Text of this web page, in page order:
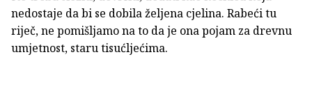
nedostaje da bi se dobila željena cjelina. Rabeći tu
riječ, ne pomišljamo na to da je ona pojam za drevnu
umjetnost, staru tisućljećima.